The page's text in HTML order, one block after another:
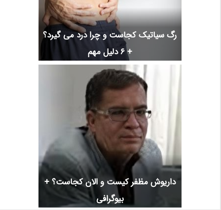
رگ سیاتیک کجاست و چرا درد می گیرد؟
+ 6 دلیل مهم
داریوش مظفر کیست و الان کجاست؟ +
بیوگرافی